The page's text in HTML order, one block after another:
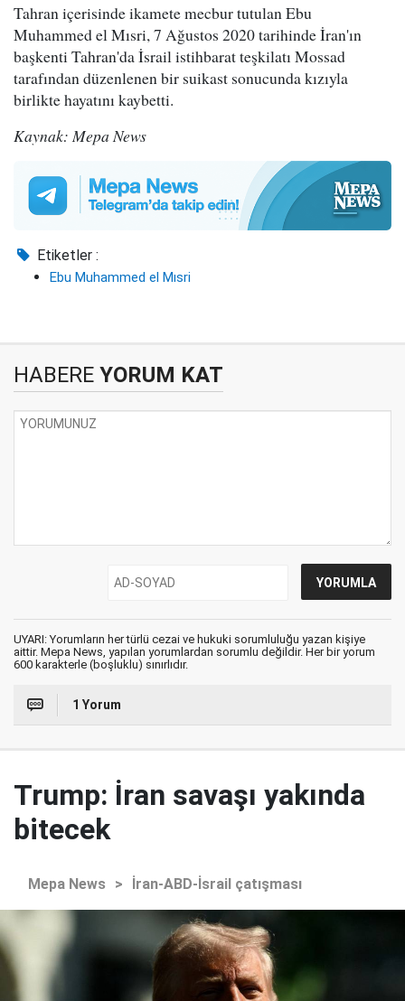
Tahran içerisinde ikamete mecbur tutulan Ebu
Muhammed el Mısri, 7 Ağustos 2020 tarihinde İran'ın
başkenti Tahran'da İsrail istihbarat teşkilatı Mossad
tarafından düzenlenen bir suikast sonucunda kızıyla
birlikte hayatını kaybetti.
Kaynak: Mepa News
Etiketler :
Ebu Muhammed el Mısri
HABERE YORUM KAT
UYARI: Yorumların her türlü cezai ve hukuki sorumluluğu yazan kişiye
aittir. Mepa News, yapılan yorumlardan sorumlu değildir. Her bir yorum
600 karakterle (boşluklu) sınırlıdır.
1 Yorum
Trump: İran savaşı yakında
bitecek
Mepa News > İran-ABD-İsrail çatışması